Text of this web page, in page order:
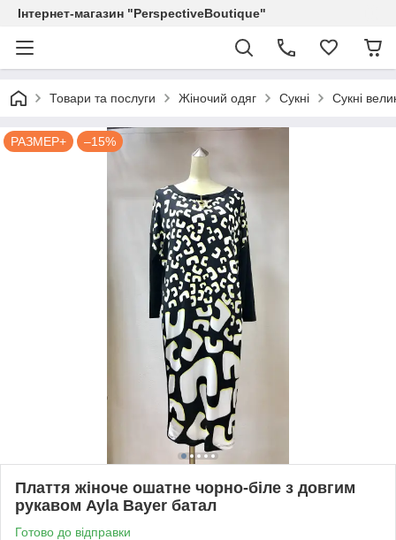
Інтернет-магазин "PerspectiveBoutique"
Товари та послуги Жіночий одяг Сукні Сукні
РАЗМЕР+ –15%
Плаття жіноче ошатне чорно-біле з довгим
рукавом Ayla Bayer батал
Готово до відправки